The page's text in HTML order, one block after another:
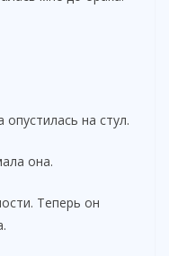
на стул.
она.
Теперь он